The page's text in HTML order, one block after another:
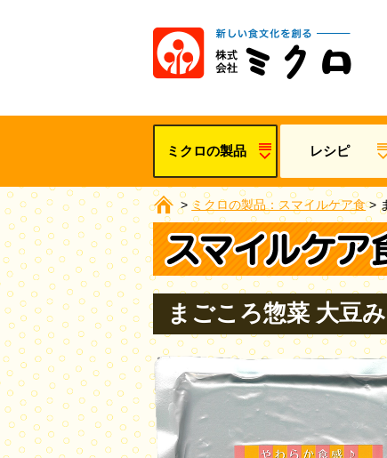
ミクロの製品 レシピ
> ミクロの製品：スマイルケア食>
まごころ惣菜 大豆